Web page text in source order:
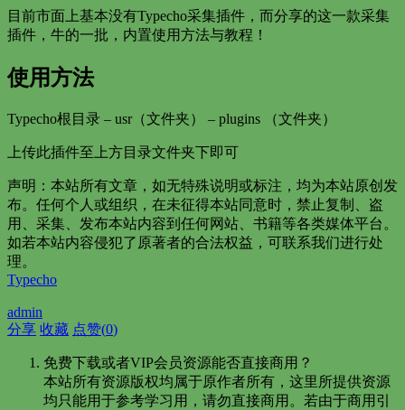
目前市面上基本没有Typecho采集插件，而分享的这一款采集
插件，牛的一批，内置使用方法与教程！
使用方法
Typecho根目录 – usr（文件夹） – plugins （文件夹）
上传此插件至上方目录文件夹下即可
声明：本站所有文章，如无特殊说明或标注，均为本站原创发
布。任何个人或组织，在未征得本站同意时，禁止复制、盗
用、采集、发布本站内容到任何网站、书籍等各类媒体平台。
如若本站内容侵犯了原著者的合法权益，可联系我们进行处
理。
Typecho
admin
分享 收藏 点赞(0)
免费下载或者VIP会员资源能否直接商用？
本站所有资源版权均属于原作者所有，这里所提供资源
均只能用于参考学习用，请勿直接商用。若由于商用引